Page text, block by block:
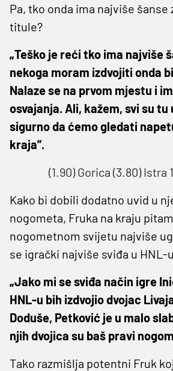
Pa, tko onda ima najviše šanse
titule?
„Teško je reći tko ima najviše
nekoga moram izdvojiti onda
Nalaze se na prvom mjestu i
osvajanja. Ali, kažem, svi su tu
sigurno da ćemo gledati
kraja”.
(1.90) Gorica (3.80) Istra
Kako bi dobili dodatno uvid u
nogometa, Fruka na kraju
nogometnom svijetu najviše
se igrački najviše sviđa u HNL-
„Jako mi se sviđa način igre
HNL-u bih izdvojio dvojac
Doduše, Petković je u malo
njih dvojica su baš pravi
Tako razmišlja potentni Fruk